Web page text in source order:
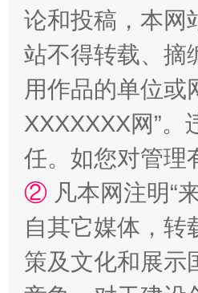
国家大学科技园优化重塑
论和投稿，本网
站不得转载、摘
用作品的单位或
XXXXXXX网”
任。如您对管理
② 凡本网注明“
自其它媒体，转
策及文化和展示